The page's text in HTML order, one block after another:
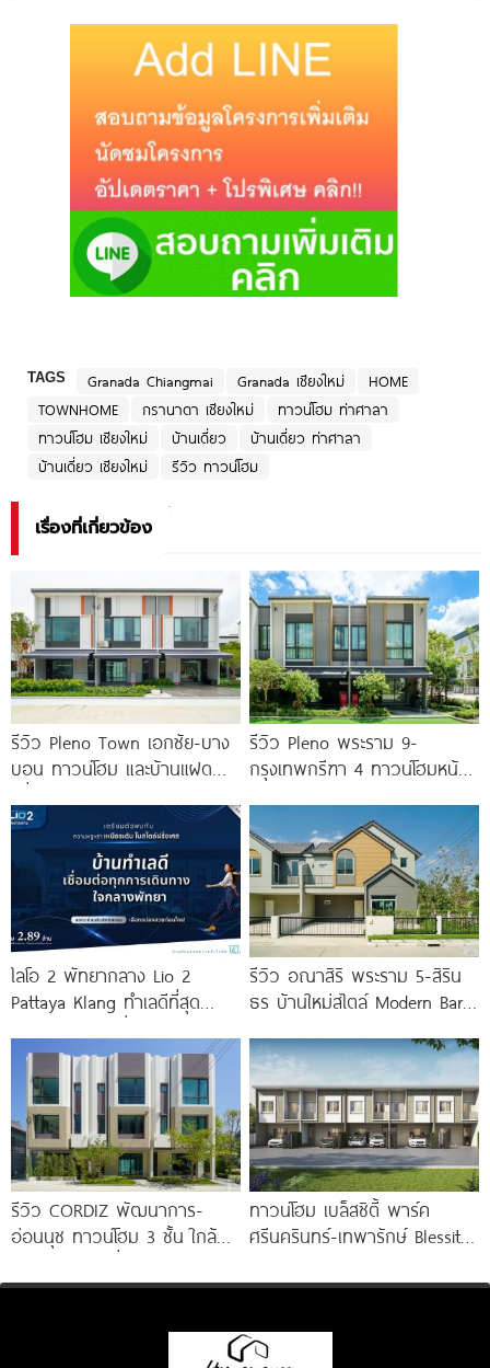
TAGS Granada Chiangmai Granada เชียงใหม่
HOME
TOWNHOME
กรานาดา เชียงใหม่
ทาวน์โฮม ท่าศาลา
ทาวน์โฮม เชียงใหม่
บ้านเดี่ยว
บ้านเดี่ยว ท่าศาลา
บ้านเดี่ยว เชียงใหม่
รีวิว ทาวน์โฮม
เรื่องที่เกี่ยวข้อง
รีวิว Pleno Town เอกชัย-บาง
บอน ทาวน์โฮม และบ้านแฝด
Central 2
รีวิว Pleno พระราม 9-
กรุงเทพกรีฑา 4 ทาวน์โฮมหน้า
Premium
ไลโอ 2 พัทยากลาง Lio 2
Pattaya Klang ทำเลดีที่สุด
เดินทาง
รีวิว อณาสิริ พระราม 5-สิริน
ธร บ้านใหม่สไตล์ Modern Barn
รีวิว CORDIZ พัฒนาการ-
อ่อนนุช ทาวน์โฮม 3 ชั้น ใกล้
ทองหล่อ
ทาวน์โฮม เบล็สซิตี้ พาร์ค
ศรีนครินทร์-เทพารักษ์ Blessity